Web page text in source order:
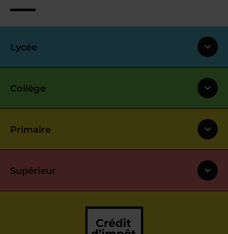
Lycée
Collège
Primaire
Supérieur